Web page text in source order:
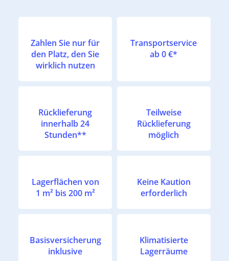
Zahlen Sie nur für
den Platz, den Sie
wirklich nutzen
Transportservice
ab 0 €*
Rücklieferung
innerhalb 24
Stunden**
Teilweise
Rücklieferung
möglich
Lagerflächen von
1 m² bis 200 m²
Keine Kaution
erforderlich
Basisversicherung
inklusive
Klimatisierte
Lagerräume